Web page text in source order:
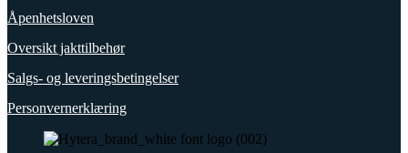
Åpenhetsloven
Oversikt jakttilbehør
Salgs- og leveringsbetingelser
Personvernerklæring